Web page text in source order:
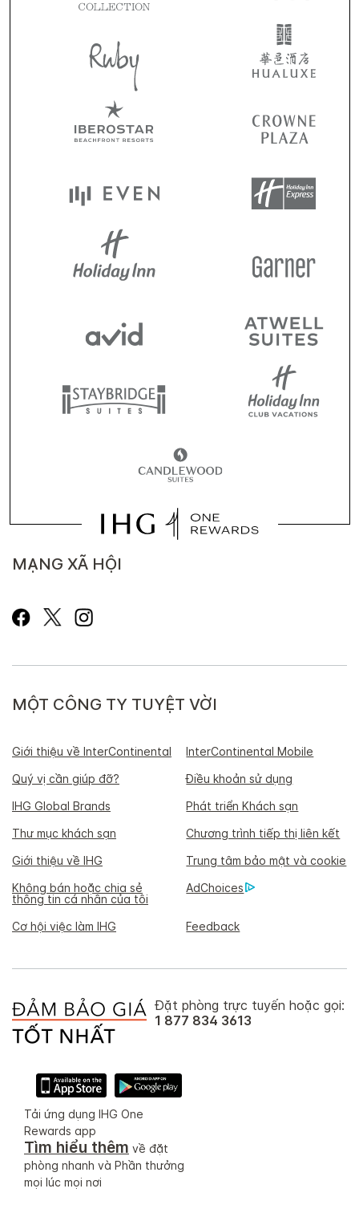
MẠNG XÃ HỘI
MỘT CÔNG TY TUYỆT VỜI
Giới thiệu về InterContinental
InterContinental Mobile
Quý vị cần giúp đỡ?
Điều khoản sử dụng
IHG Global Brands
Phát triển Khách sạn
Thư mục khách sạn
Chương trình tiếp thị liên kết
Giới thiệu về IHG
Trung tâm bảo mật và cookie
Không bán hoặc chia sẻ
thông tin cá nhân của tôi
AdChoices
Cơ hội việc làm IHG Feedback
Đặt phòng trực tuyến hoặc gọi:
1 877 834 3613
Tải ứng dụng IHG One
Rewards app
Tìm hiểu thêm về đặt
phòng nhanh và Phần thưởng
mọi lúc mọi nơi